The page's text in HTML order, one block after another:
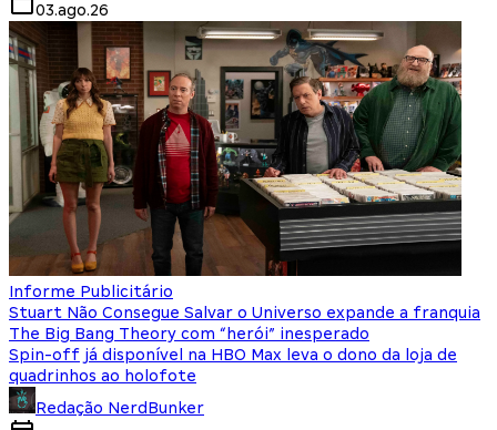
03.ago.26
Informe Publicitário
Stuart Não Consegue Salvar o Universo expande a franquia
The Big Bang Theory com “herói” inesperado
Spin-off já disponível na HBO Max leva o dono da loja de
quadrinhos ao holofote
Redação NerdBunker